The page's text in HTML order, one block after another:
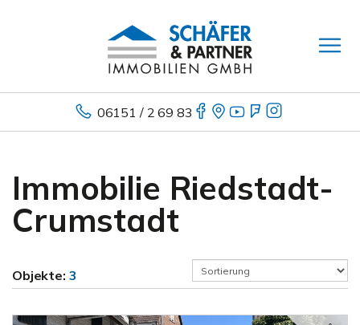
06151 / 2 69 83
Immobilie Riedstadt-
Crumstadt
Objekte: 3